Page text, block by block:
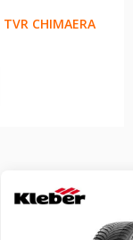
TVR CHIMAERA